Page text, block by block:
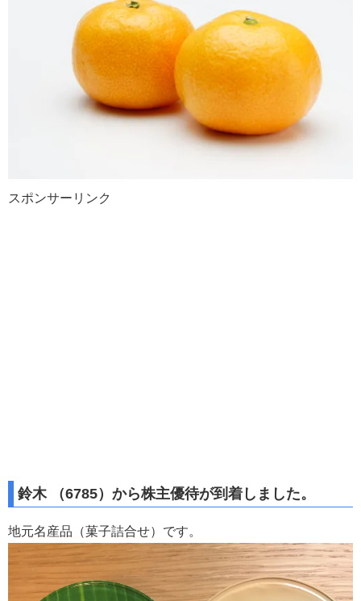
スポンサーリンク
鈴木 （6785）から株主優待が到着しました。
地元名産品（菓子詰合せ）です。